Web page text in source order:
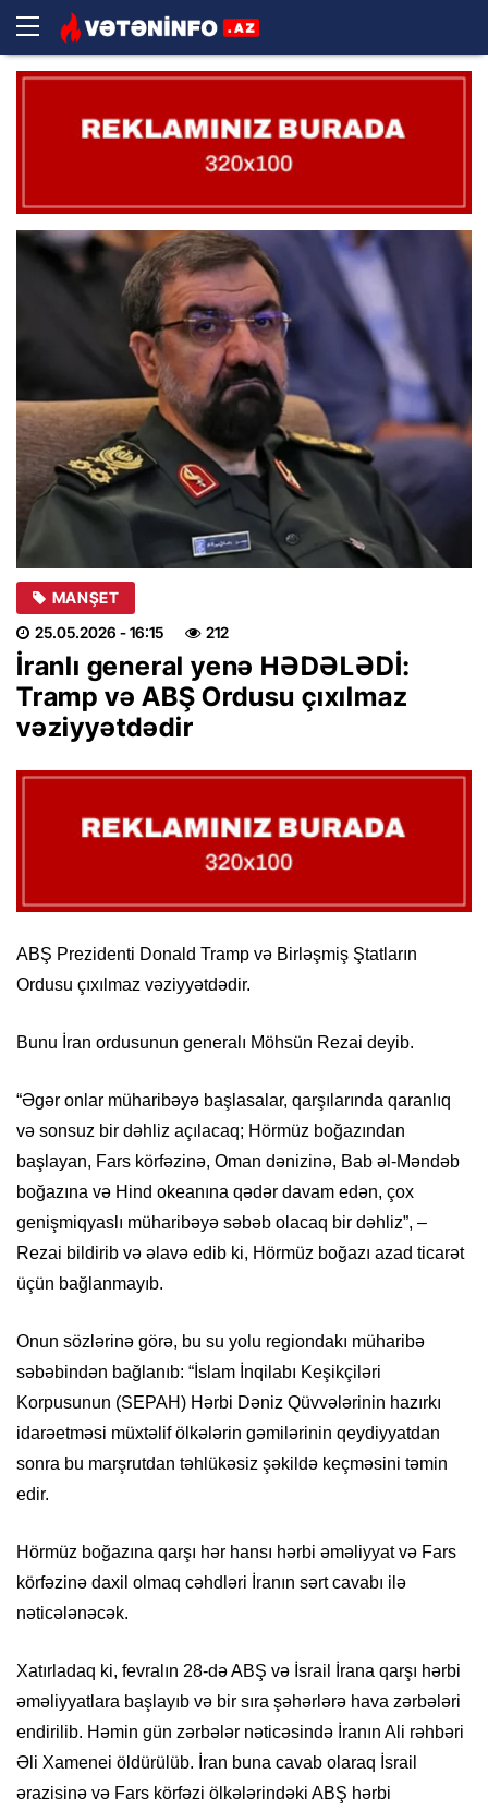
MANŞET
25.05.2026 - 16:15 212
İranlı general yenə HƏDƏLƏDİ:
Tramp və ABŞ Ordusu çıxılmaz
vəziyyətdədir
ABŞ Prezidenti Donald Tramp və Birləşmiş Ştatların
Ordusu çıxılmaz vəziyyətdədir.
Bunu İran ordusunun generalı Möhsün Rezai deyib.
“Əgər onlar müharibəyə başlasalar, qarşılarında qaranlıq
və sonsuz bir dəhliz açılacaq; Hörmüz boğazından
başlayan, Fars körfəzinə, Oman dənizinə, Bab əl-Məndəb
boğazına və Hind okeanına qədər davam edən, çox
genişmiqyaslı müharibəyə səbəb olacaq bir dəhliz”, –
Rezai bildirib və əlavə edib ki, Hörmüz boğazı azad ticarət
üçün bağlanmayıb.
Onun sözlərinə görə, bu su yolu regiondakı müharibə
səbəbindən bağlanıb: “İslam İnqilabı Keşikçiləri
Korpusunun (SEPAH) Hərbi Dəniz Qüvvələrinin hazırkı
idarəetməsi müxtəlif ölkələrin gəmilərinin qeydiyyatdan
sonra bu marşrutdan təhlükəsiz şəkildə keçməsini təmin
edir.
Hörmüz boğazına qarşı hər hansı hərbi əməliyyat və Fars
körfəzinə daxil olmaq cəhdləri İranın sərt cavabı ilə
nəticələnəcək.
Xatırladaq ki, fevralın 28-də ABŞ və İsrail İrana qarşı hərbi
əməliyyatlara başlayıb və bir sıra şəhərlərə hava zərbələri
endirilib. Həmin gün zərbələr nəticəsində İranın Ali rəhbəri
Əli Xamenei öldürülüb. İran buna cavab olaraq İsrail
ərazisinə və Fars körfəzi ölkələrindəki ABŞ hərbi